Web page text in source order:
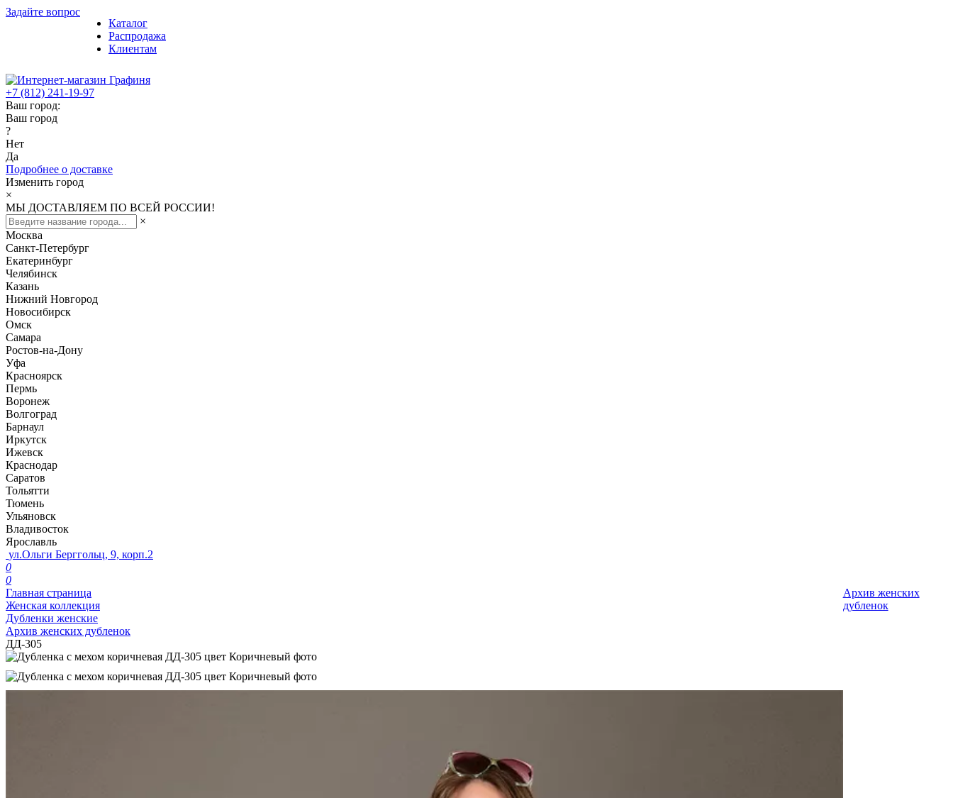
Задайте вопрос
Каталог
Распродажа
Клиентам
+7 (812) 241-19-97
Ваш город:
Ваш город
?
Нет
Да
Подробнее о доставке
Изменить город
×
МЫ ДОСТАВЛЯЕМ ПО ВСЕЙ РОССИИ!
×
Москва
Санкт-Петербург
Екатеринбург
Челябинск
Казань
Нижний Новгород
Новосибирск
Омск
Самара
Ростов-на-Дону
Уфа
Красноярск
Пермь
Воронеж
Волгоград
Барнаул
Иркутск
Ижевск
Краснодар
Саратов
Тольятти
Тюмень
Ульяновск
Владивосток
Ярославль
ул.Ольги Берггольц, 9, корп.2
0
0
Главная страница
Женская коллекция
Дубленки женские
Архив женских дубленок
ДД-305
Архив женских
дубленок